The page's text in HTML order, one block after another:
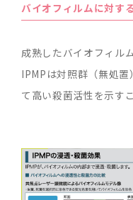
バイオフィルムに対す
成熟したバイオフィル
IPMPは対照群（無処
て高い殺菌活性を示す